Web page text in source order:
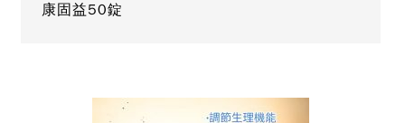
康固益50錠